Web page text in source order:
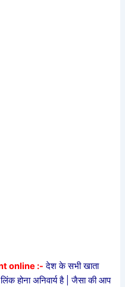
online :- देश के सभी खाता
होना अनिवार्य है | जैसा की आप